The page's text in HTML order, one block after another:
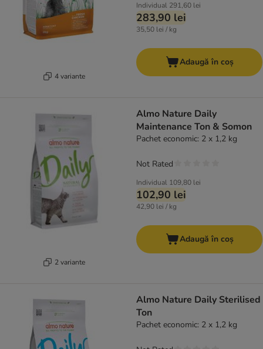
4 variante
Individual 291,60 lei
283,90 lei
35,50 lei / kg
Adaugă în coș
2 variante
Almo Nature Daily
Maintenance Ton & Somon
Pachet economic: 2 x 1,2 kg
Individual 109,80 lei
102,90 lei
42,90 lei / kg
Not Rated
Adaugă în coș
Almo Nature Daily Sterilised
Ton
Pachet economic: 2 x 1,2 kg